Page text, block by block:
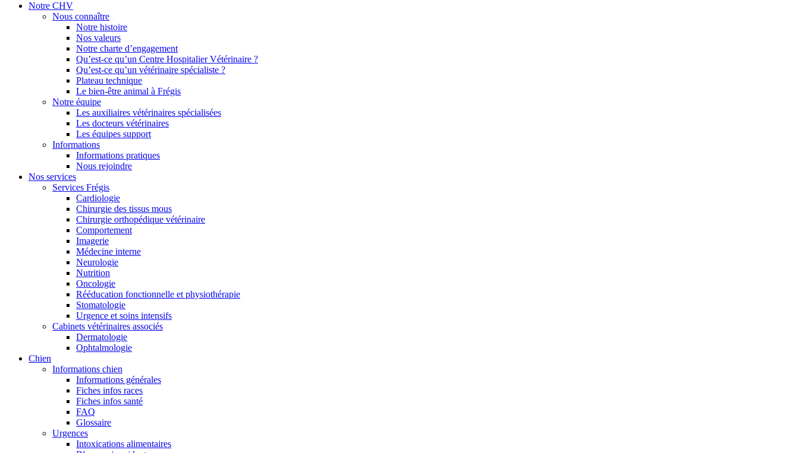
Notre CHV
Nous connaître
Notre histoire
Nos valeurs
Notre charte d’engagement
Qu’est-ce qu’un Centre Hospitalier Vétérinaire ?
Qu’est-ce qu’un vétérinaire spécialiste ?
Plateau technique
Le bien-être animal à Frégis
Notre équipe
Les auxiliaires vétérinaires spécialisées
Les docteurs vétérinaires
Les équipes support
Informations
Informations pratiques
Nous rejoindre
Nos services
Services Frégis
Cardiologie
Chirurgie des tissus mous
Chirurgie orthopédique vétérinaire
Comportement
Imagerie
Médecine interne
Neurologie
Nutrition
Oncologie
Rééducation fonctionnelle et physiothérapie
Stomatologie
Urgence et soins intensifs
Cabinets vétérinaires associés
Dermatologie
Ophtalmologie
Chien
Informations chien
Informations générales
Fiches infos races
Fiches infos santé
FAQ
Glossaire
Urgences
Intoxications alimentaires